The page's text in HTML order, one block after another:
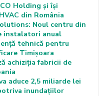
Holding și își
din România
Noul centru din
instalatori anual
tehnică pentru
Timișoara
achiziția fabricii de
aduce 2,5 miliarde lei
inundaţiilor